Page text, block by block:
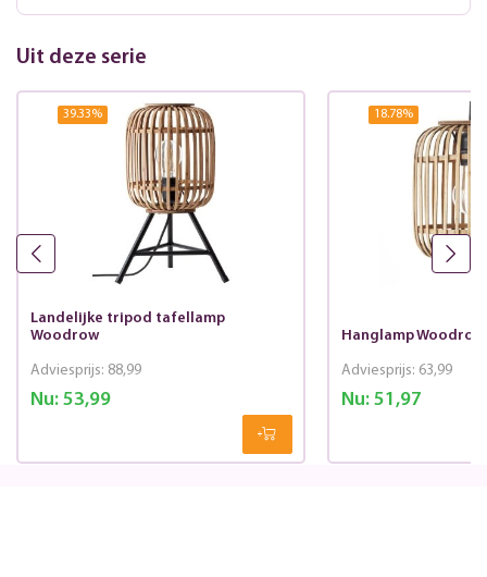
Uit deze serie
39.33%
Landelijke tripod tafellamp
Woodrow
Nu:53,99
Adviesprijs: 88,99
18.78%
Hanglamp
Nu:51,97
Adviesprijs: 63,99